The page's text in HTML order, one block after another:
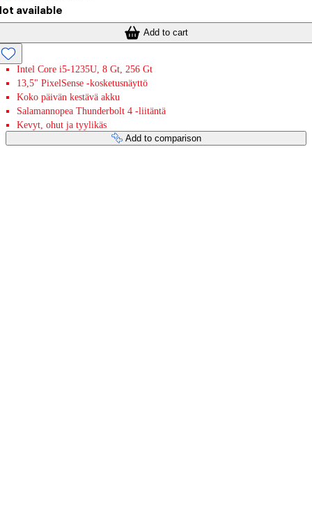
available
Add to cart
Intel Core i5-1235U, 8 Gt, 256 Gt
13,5" PixelSense -kosketusnäyttö
Koko päivän kestävä akku
Salamannopea Thunderbolt 4 -liitäntä
Kevyt, ohut ja tyylikäs
Add to comparison